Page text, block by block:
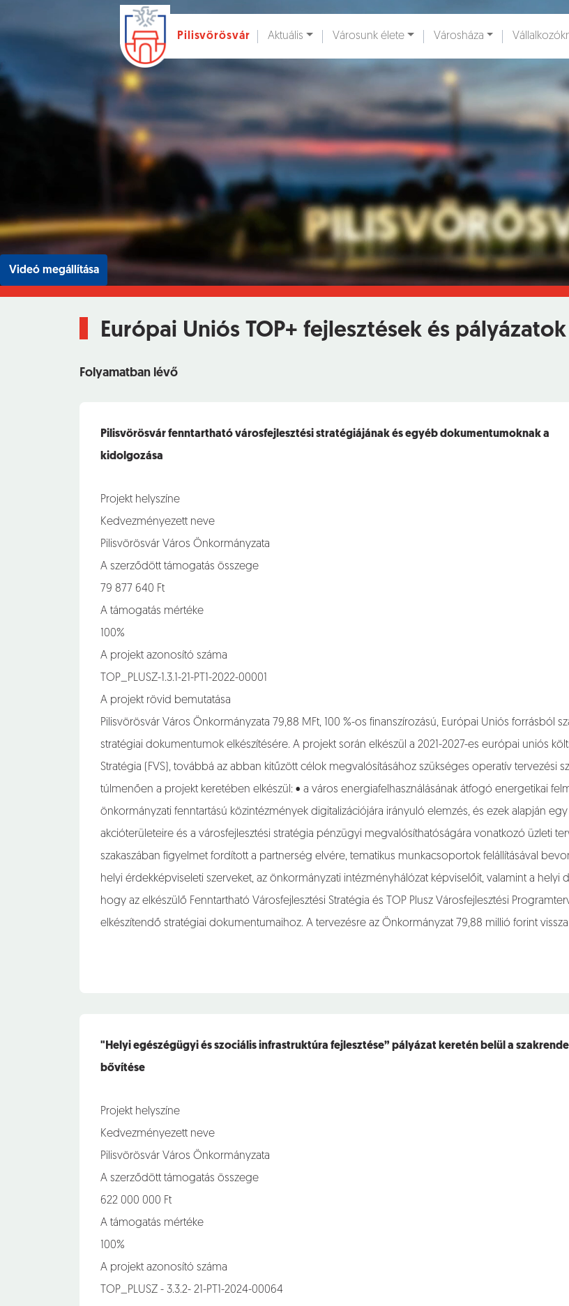
Ugrás a fő tartalomhoz
Pilisvörösvár Aktuális Városunk élete Városháza
Videó megállítása
Európai Uniós TOP+ fejlesztések és pályázatok
Folyamatban lévő
Pilisvörösvár fenntartható városfejlesztési stratégiájának és egyéb dokumentumoknak a
kidolgozása
Projekt helyszíne
Kedvezményezett neve
Pilisvörösvár Város Önkormányzata
A szerződött támogatás összege
79 877 640 Ft
A támogatás mértéke
100%
A projekt azonosító száma
TOP_PLUSZ-1.3.1-21-PT1-2022-00001
A projekt rövid bemutatása
Pilisvörösvár Város Önkormányzata 79,88 MFt, 100 %-os finanszírozású, Európai Uniós forrásból
stratégiai dokumentumok elkészítésére. A projekt során elkészül a 2021-2027-es európai uniós
Stratégia (FVS), továbbá az abban kitűzött célok megvalósításához szükséges operatív tervezési
túlmenően a projekt keretében elkészül: • a város energiafelhasználásának átfogó energetikai
önkormányzati fenntartású közintézmények digitalizációjára irányuló elemzés, és ezek alapján
akcióterületeire és a városfejlesztési stratégia pénzügyi megvalósíthatóságára vonatkozó üzleti
szakaszában figyelmet fordított a partnerség elvére, tematikus munkacsoportok felállításával
helyi érdekképviseleti szerveket, az önkormányzati intézményhálózat képviselőit, valamint a
hogy az elkészülő Fenntartható Városfejlesztési Stratégia és TOP Plusz Városfejlesztési
elkészítendő stratégiai dokumentumaihoz. A tervezésre az Önkormányzat 79,88 millió forint
"Helyi egészégügyi és szociális infrastruktúra fejlesztése” pályázat keretén belül a
bővítése
Projekt helyszíne
Kedvezményezett neve
Pilisvörösvár Város Önkormányzata
A szerződött támogatás összege
622 000 000 Ft
A támogatás mértéke
100%
A projekt azonosító száma
TOP_PLUSZ - 3.3.2- 21-PT1-2024-00064
Események [] Dokumentumok [